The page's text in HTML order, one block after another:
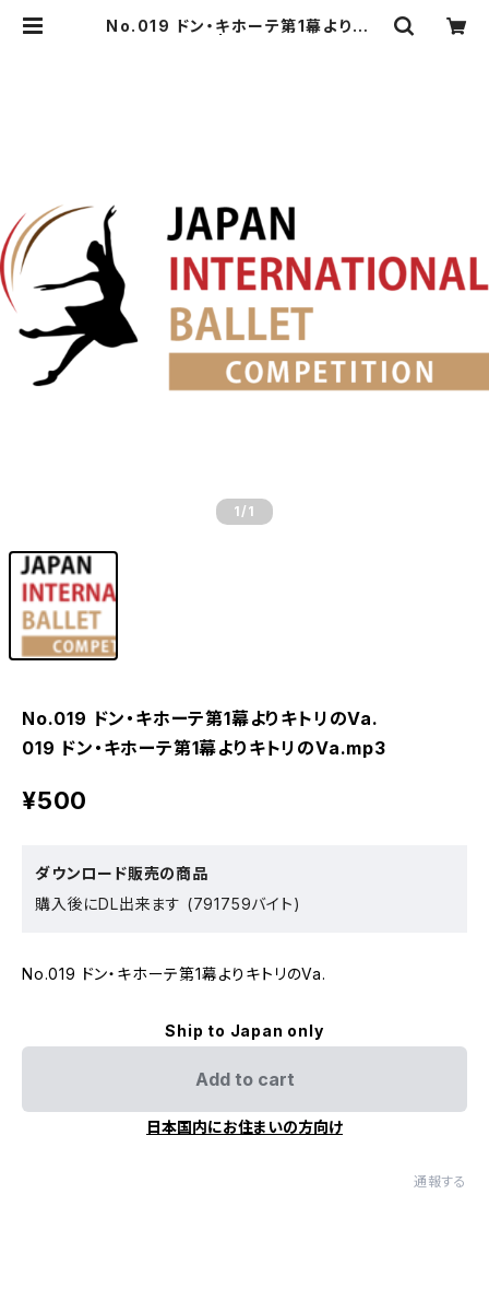
No.019 ドン・キホーテ第1幕よりキト
1 /1
No.019 ドン・キホーテ第1幕よりキトリのVa.
019 ドン・キホーテ第1幕よりキトリのVa.mp3
¥500
ダウンロード販売の商品
購入後にDL出来ます (791759バイト)
No.019 ドン・キホーテ第1幕よりキトリのVa.
Ship to Japan only
Add to cart
日本国内にお住まいの方向け
通報する